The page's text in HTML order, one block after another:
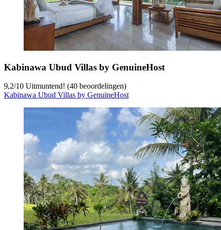
Kabinawa Ubud Villas by GenuineHost
9,2/10 Uitmuntend! (40 beoordelingen)
Kabinawa Ubud Villas by GenuineHost